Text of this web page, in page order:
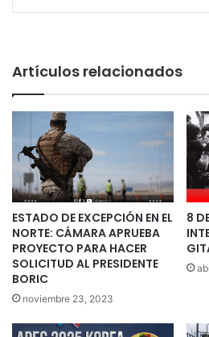
Artículos relacionados
ESTADO DE EXCEPCIÓN EN EL
NORTE: CÁMARA APRUEBA
PROYECTO PARA HACER
SOLICITUD AL PRESIDENTE
BORIC
noviembre 23, 2023
8